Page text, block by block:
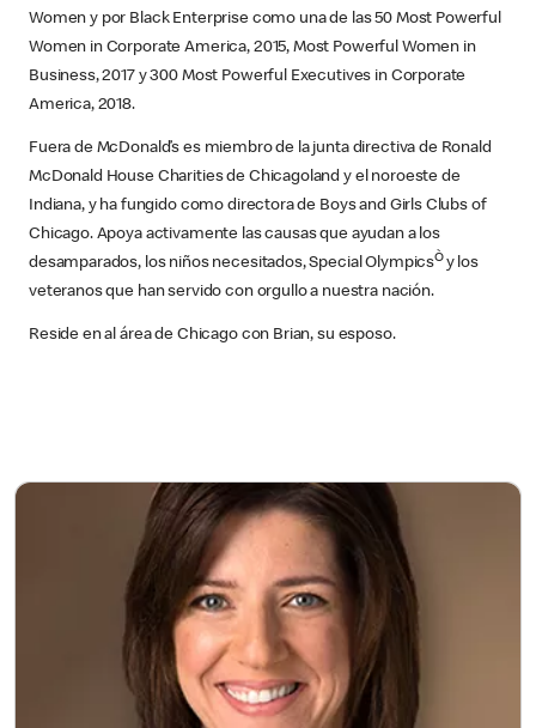
Women y por Black Enterprise como una de las 50 Most Powerful
Women in Corporate America, 2015, Most Powerful Women in
Business, 2017 y 300 Most Powerful Executives in Corporate
America, 2018.
Fuera de McDonald’s es miembro de la junta directiva de Ronald
McDonald House Charities de Chicagoland y el noroeste de
Indiana, y ha fungido como directora de Boys and Girls Clubs of
Chicago. Apoya activamente las causas que ayudan a los
desamparados, los niños necesitados, Special OlympicsÒ y los
veteranos que han servido con orgullo a nuestra nación.
Reside en al área de Chicago con Brian, su esposo.